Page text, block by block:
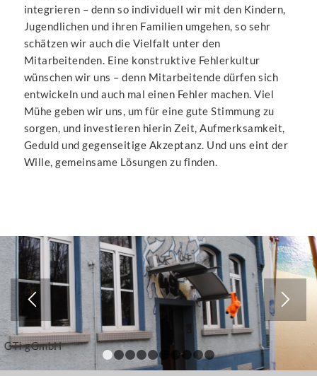
integrieren – denn so individuell wir mit den Kindern,
Jugendlichen und ihren Familien umgehen, so sehr
schätzen wir auch die Vielfalt unter den
Mitarbeitenden. Eine konstruktive Fehlerkultur
wünschen wir uns – denn Mitarbeitende dürfen sich
entwickeln und auch mal einen Fehler machen. Viel
Mühe geben wir uns, um für eine gute Stimmung zu
sorgen, und investieren hierin Zeit, Aufmerksamkeit,
Geduld und gegenseitige Akzeptanz. Und uns eint der
Wille, gemeinsame Lösungen zu finden.
2 3 6 7 8 9
GTi gGmbH